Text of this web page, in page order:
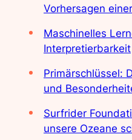
Vorhersagen
Maschinelles
Interpretierbarkeit
Primärschlüssel:
und
Surfrider
unsere Ozeane